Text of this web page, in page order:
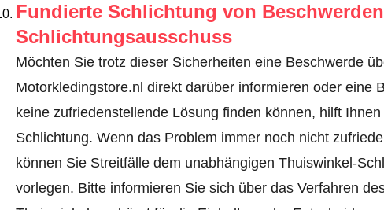
Fundierte Schlichtung von
Schlichtungsausschuss
Möchten Sie trotz dieser Sicherheiten eine Beschwerde
Motorkledingstore.nl direkt darüber informieren oder eine
keine zufriedenstellende Lösung finden können, hilft
Schlichtung. Wenn das Problem immer noch nicht
können Sie Streitfälle dem unabhängigen Thuiswinkel-
vorlegen. Bitte informieren Sie sich über das Verfahren